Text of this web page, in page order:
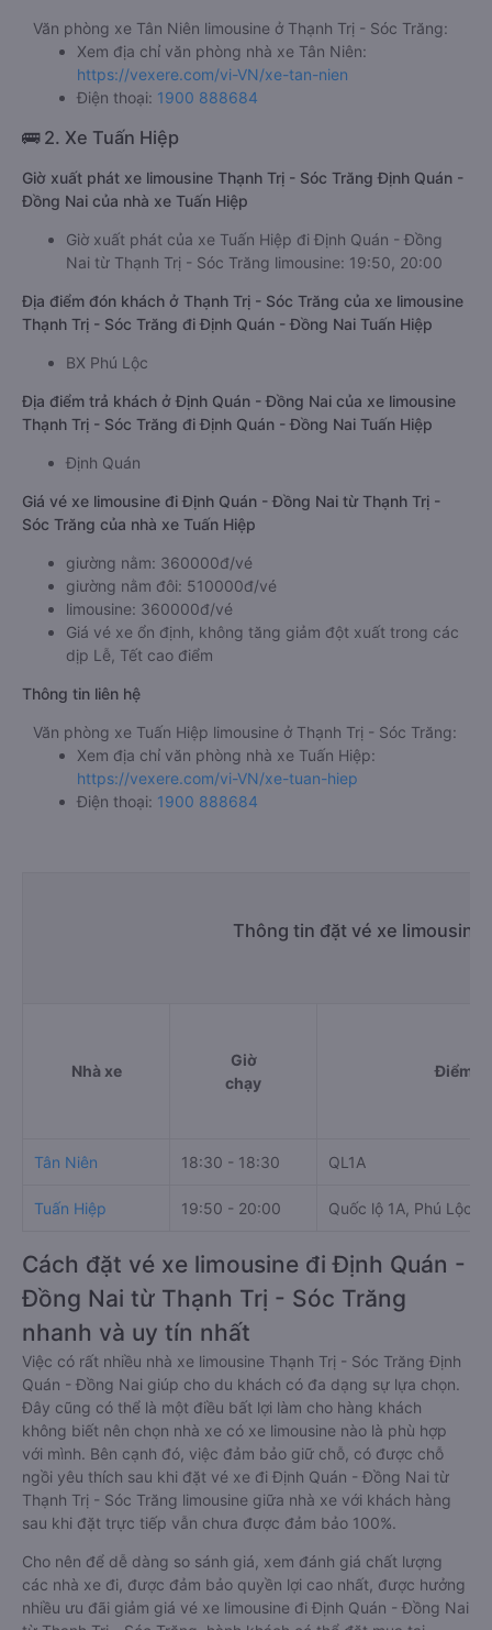
Văn phòng xe Tân Niên limousine ở Thạnh Trị - Sóc Trăng:
Xem địa chỉ văn phòng nhà xe Tân Niên:
https://vexere.com/vi-VN/xe-tan-nien
Điện thoại: 1900 888684
🚌 2. Xe Tuấn Hiệp
Giờ xuất phát xe limousine Thạnh Trị - Sóc Trăng Định Quán -
Đồng Nai của nhà xe Tuấn Hiệp
Giờ xuất phát của xe Tuấn Hiệp đi Định Quán - Đồng
Nai từ Thạnh Trị - Sóc Trăng limousine: 19:50, 20:00
Địa điểm đón khách ở Thạnh Trị - Sóc Trăng của xe limousine
Thạnh Trị - Sóc Trăng đi Định Quán - Đồng Nai Tuấn Hiệp
BX Phú Lộc
Địa điểm trả khách ở Định Quán - Đồng Nai của xe limousine
Thạnh Trị - Sóc Trăng đi Định Quán - Đồng Nai Tuấn Hiệp
Định Quán
Giá vé xe limousine đi Định Quán - Đồng Nai từ Thạnh Trị -
Sóc Trăng của nhà xe Tuấn Hiệp
giường nằm: 360000đ/vé
giường nằm đôi: 510000đ/vé
limousine: 360000đ/vé
Giá vé xe ổn định, không tăng giảm đột xuất trong các
dịp Lễ, Tết cao điểm
Thông tin liên hệ
Văn phòng xe Tuấn Hiệp limousine ở Thạnh Trị - Sóc Trăng:
Xem địa chỉ văn phòng nhà xe Tuấn Hiệp:
https://vexere.com/vi-VN/xe-tuan-hiep
Điện thoại: 1900 888684
Thông tin đặt vé xe limousine
Nhà xe
Giờ
chạy
Điểm đi
Tân Niên 18:30 - 18:30 QL1A
Tuấn Hiệp 19:50 - 20:00 Quốc lộ 1A, Phú Lộc
Cách đặt vé xe limousine đi Định Quán -
Đồng Nai từ Thạnh Trị - Sóc Trăng
nhanh và uy tín nhất
Việc có rất nhiều nhà xe limousine Thạnh Trị - Sóc Trăng Định
Quán - Đồng Nai giúp cho du khách có đa dạng sự lựa chọn.
Đây cũng có thể là một điều bất lợi làm cho hàng khách
không biết nên chọn nhà xe có xe limousine nào là phù hợp
với mình. Bên cạnh đó, việc đảm bảo giữ chỗ, có được chỗ
ngồi yêu thích sau khi đặt vé xe đi Định Quán - Đồng Nai từ
Thạnh Trị - Sóc Trăng limousine giữa nhà xe với khách hàng
sau khi đặt trực tiếp vẫn chưa được đảm bảo 100%.
Cho nên để dễ dàng so sánh giá, xem đánh giá chất lượng
các nhà xe đi, được đảm bảo quyền lợi cao nhất, được hưởng
nhiều ưu đãi giảm giá vé xe limousine đi Định Quán - Đồng Nai